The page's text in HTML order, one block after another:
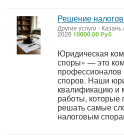
Решение
Другие услуги - Казань
202610000.00 Руб
Юридическая
споры» — это
споров. Наши
квалификацию и
работы, которые
решать самые
налоговым